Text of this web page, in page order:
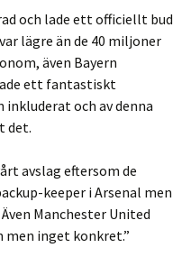
och lade ett officiellt bud
lägre än de 40 miljoner
även Bayern
ett fantastiskt
och av denna
det.
avslag eftersom de
keeper i Arsenal men
Manchester United
men inget konkret.”